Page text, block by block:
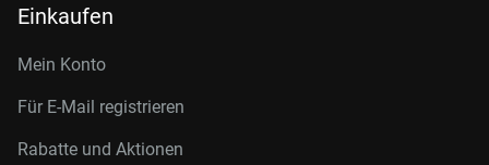
Einkaufen
Mein Konto
Für E-Mail registrieren
Rabatte und Aktionen